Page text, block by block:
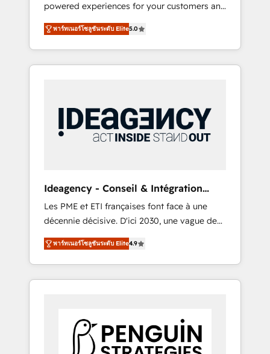
qui transforment les visiteurs en
opportunités d'affaires ➤ La mise en place
de stratégies d'acquisition marketing (SEO,
SEA, inbound, automatisation marketing,
ABM, IA, emailing) Informations clés : - 10 ans
certifications HubSpot cumulées
powered experiences for your customers and
teams. We build multi-hub solutions and
orchestrate operations across your entire
tech stack. Aptitude 8 is trusted by top
brands such as Lenovo, Bluetooth,
Association, Randstad, Uber Freight, and
HubSpot itself. We have the largest technical
consulting team of any HubSpot partner and
extensibility. When you work with Aptitude 8,
you get a team – not an individual – with
embedded consulting, strategy,
development, and project management. We
have 100% US-based, FTE team members.
We offer project-based and managed
services engagements that include new
extensibility, custom development, and
ongoing RevOps support.
พาร์ทเนอร์โซลูชันระดับ Elite5.0
Ideagency - Conseil & Intégration
HubSpot
Les PME et ETI françaises font face à une
décennie décisive. D'ici 2030, une vague de
consolidation va recomposer le marché.
Seules survivront les entreprises qui auront
réussi leur transformation. Le problème ?
58% des dirigeants savent que l'IA est vitale
leurs données. C'est le paradoxe français :
conscience totale, action nulle. La solution
s'appelle l'Entreprise Augmentée. Ce n'est pas
พาร์ทเนอร์โซลูชันระดับ Elite4.9